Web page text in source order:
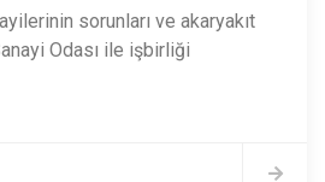
sorunları ve akaryakıt
Odası ile işbirliği